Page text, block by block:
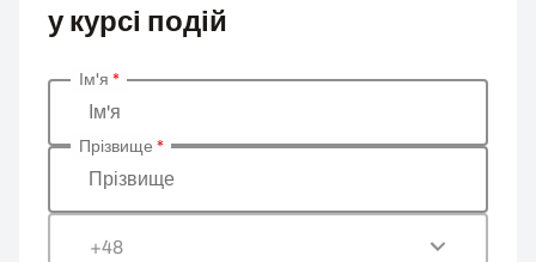
у курсі подій
Введіть ваші особисті дані
Ім'я
Ім'я *
Прізвище
Прізвище *
+48